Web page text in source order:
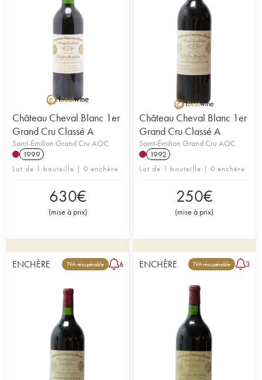
Château Cheval Blanc 1er
Grand Cru Classé A
Saint-Émilion Grand Cru AOC
1999
Lot de 1 bouteille | 0 enchère
630€
(mise à prix)
Château Cheval Blanc 1er
Grand Cru Classé A
Saint-Émilion Grand Cru AOC
1992
Lot de 1 bouteille | 0 enchère
250€
(mise à prix)
ENCHÈRE TVA récupérable 6 ENCHÈRE TVA récupérable 3